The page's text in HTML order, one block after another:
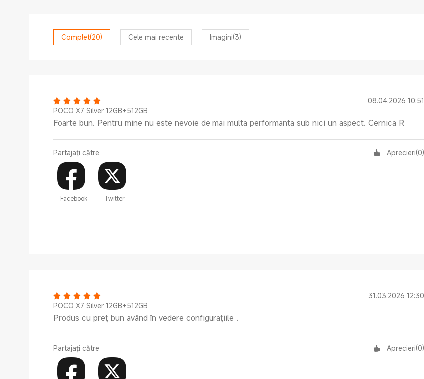
Complet(20) Cele mai recente Imagini(3)
08.04.2026 10:51
POCO X7 Silver 12GB+512GB
Foarte bun. Pentru mine nu este nevoie de mai multa performanta sub nici un aspect. Cernica R
Partajați către
Facebook Twitter
Aprecieri(0)
31.03.2026 12:30
POCO X7 Silver 12GB+512GB
Produs cu preț bun având în vedere configurațiile .
Partajați către Aprecieri(0)